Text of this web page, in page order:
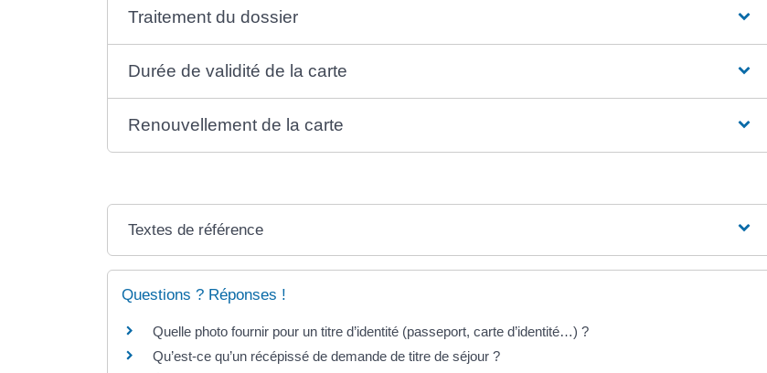
Traitement du dossier
Durée de validité de la carte
Renouvellement de la carte
Textes de référence
Questions ? Réponses !
Quelle photo fournir pour un titre d’identité (passeport, carte d’identité…) ?
Qu’est-ce qu’un récépissé de demande de titre de séjour ?